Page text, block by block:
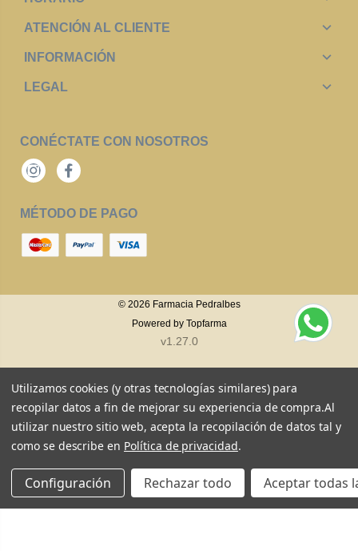
ATENCIÓN AL CLIENTE
INFORMACIÓN
LEGAL
CONÉCTATE CON NOSOTROS
InstagramFacebook
MÉTODO DE PAGO
© 2026 Farmacia Pedralbes
Powered by Topfarma
v1.27.0
Utilizamos cookies (y otras tecnologías similares) para
recopilar datos a fin de mejorar su experiencia de compra.Al
utilizar nuestro sitio web, acepta la recopilación de datos tal y
como se describe en Política de privacidad.
Configuración Rechazar todo Aceptar todas